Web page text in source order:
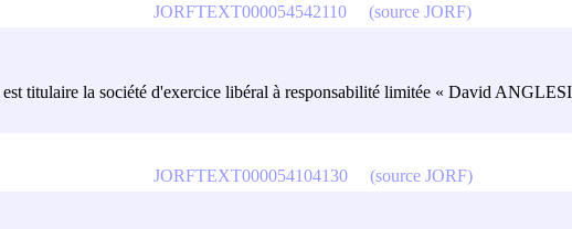
titulaire la société d'exercice libéral à responsabilité limitée « David
JORFTEXT000054542110 (source JORF)
JORFTEXT000054104130 (source JORF)